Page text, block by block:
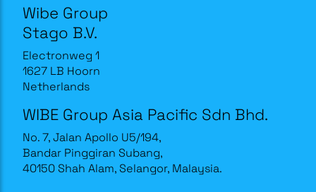
Wibe Group
Stago B.V.
Electronweg 1
1627 LB Hoorn
Netherlands
WIBE Group Asia Pacific Sdn Bhd.
No. 7, Jalan Apollo U5/194,
Bandar Pinggiran Subang,
40150 Shah Alam, Selangor, Malaysia.